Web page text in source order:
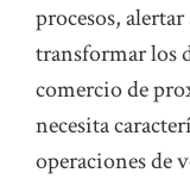
procesos,
transformar los
comercio de
necesita
operaciones de